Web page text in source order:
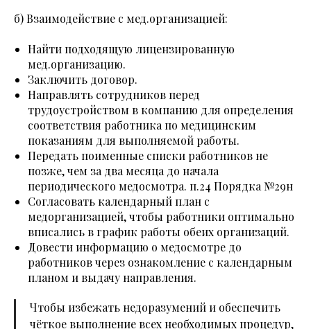
б) Взаимодействие с мед.организацией:
Найти подходящую лицензированную
мед.организацию.
Заключить договор.
Направлять сотрудников перед
трудоустройством в компанию для определения
соответствия работника по медицинским
показаниям для выполняемой работы.
Передать поименные списки работников не
позже, чем за два месяца до начала
периодического медосмотра. п.24 Порядка №29н
Согласовать календарный план с
медорганизацией, чтобы работники оптимально
вписались в график работы обеих организаций.
Довести информацию о медосмотре до
работников через ознакомление с календарным
планом и выдачу направления.
Чтобы избежать недоразумений и обеспечить
чёткое выполнение всех необходимых процедур,